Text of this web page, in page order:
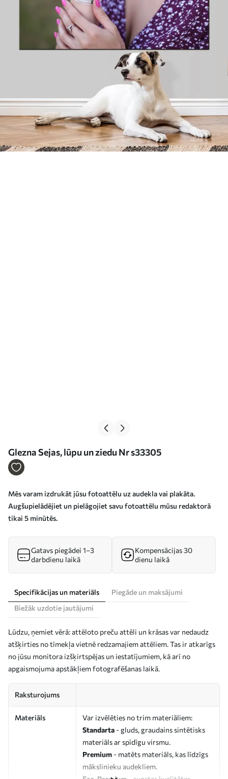
Glezna Sejas, lūpu un ziedu Nr s33305
Mēs varam izdrukāt jūsu fotoattēlu uz audekla vai plakāta.
Augšupielādējiet un pielāgojiet savu fotoattēlu mūsu redaktorā
tikai 5 minūtēs.
Gatavs piegādei 1–3
darbdienu laikā
Kompensācijas 30
dienu laikā
Specifikācijas un materiāls
Piegāde un maksājumi
Biežāk uzdotie jautājumi
Lūdzu, ņemiet vērā: attēloto preču attēli un krāsas var nedaudz
atšķirties no tīmekļa vietnē redzamajiem attēliem. Tas ir atkarīgs
no jūsu monitora izšķirtspējas un iestatījumiem, kā arī no
apgaismojuma apstākļiem fotografēšanas laikā.
Raksturojums
Materiāls
Var izvēlēties no trim materiāliem:
Standarta - gluds, graudains sintētisks
materiāls ar spīdīgu virsmu.
Premium - matēts materiāls, kas līdzīgs
mākslinieku audekliem.